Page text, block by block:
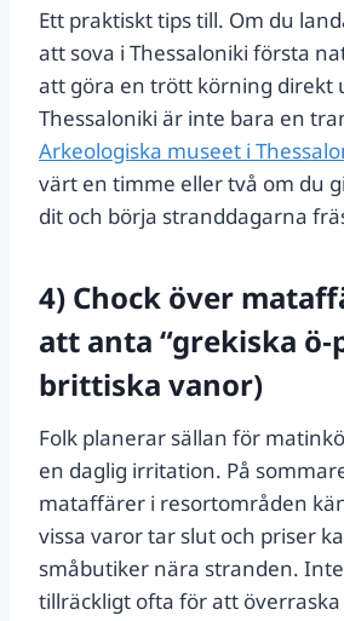
Ett praktiskt tips till. Om du
att sova i Thessaloniki första
att göra en trött körning direkt
Thessaloniki är inte bara en
Arkeologiska museet i
värt en timme eller två om du
dit och börja stranddagarna
4) Chock över
att anta “grekiska
brittiska vanor)
Folk planerar sällan för
en daglig irritation. På
mataffärer i resortområden
vissa varor tar slut och priser
småbutiker nära stranden.
tillräckligt ofta för att